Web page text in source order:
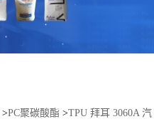
>PC聚碳酸酯 >TPU 拜耳 3060A 汽